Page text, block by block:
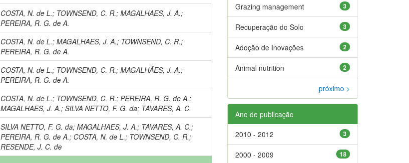
COSTA, N. de L.; TOWNSEND, C. R.;MAGALHAES, J. A.;
PEREIRA, R. G. de A.
COSTA, N. de L.;MAGALHAES, J. A.; TOWNSEND, C. R.;
PEREIRA, R. G. de A.
COSTA, N. de L.; TOWNSEND, C. R.;MAGALHÃES, J. A.;
PEREIRA, R. G. de A.
COSTA, N. de L.; TOWNSEND, C. R.;PEREIRA, R. G. de A.;
MAGALHAES, J. A.;SILVA NETTO, F. G. da; TAVARES, A. C.
SILVA NETTO, F. G. da;MAGALHAES, J. A.; TAVARES, A. C.;
PEREIRA, R. G. de A.; COSTA, N. de L.; TOWNSEND, C. R.;
RESENDE, J. C. de
3
Grazing management
3
Recuperação do Solo
2
Adoção de Inovações
2
Animal nutrition
próximo >
Ano de publicação
3
2010 - 2012
18
2000 - 2009